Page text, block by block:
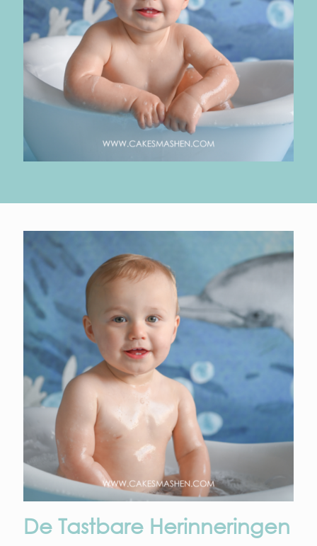
De Tastbare Herinneringen